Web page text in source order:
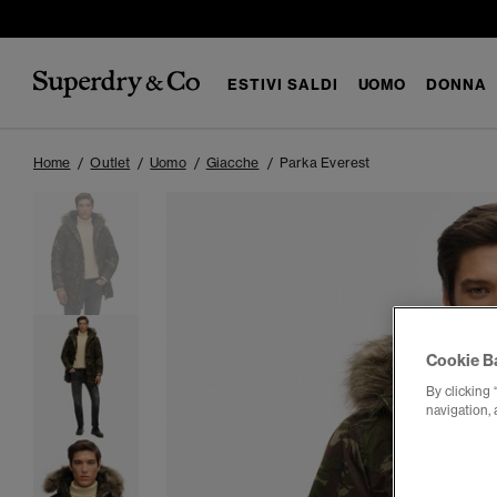
ESTIVI SALDI UOMO DONNA
Home Outlet Uomo Giacche Parka Everest
Cookie
By clicking
navigation,